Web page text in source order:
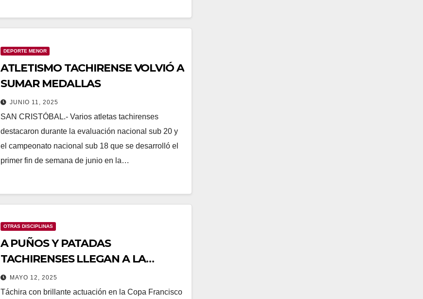
DEPORTE MENOR
ATLETISMO TACHIRENSE VOLVIÓ A
SUMAR MEDALLAS
JUNIO 11, 2025
SAN CRISTÓBAL.- Varios atletas tachirenses
destacaron durante la evaluación nacional sub 20 y
el campeonato nacional sub 18 que se desarrolló el
primer fin de semana de junio en la…
OTRAS DISCIPLINAS
A PUÑOS Y PATADAS
TACHIRENSES LLEGAN A LA
SELECCIÓN
MAYO 12, 2025
Táchira con brillante actuación en la Copa Francisco